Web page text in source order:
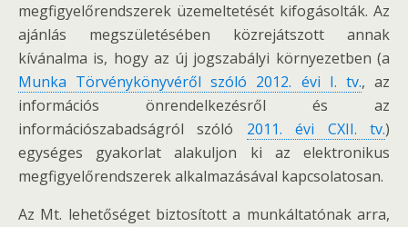
megfigyelőrendszerek üzemeltetését kifogásolták. Az
ajánlás megszületésében közrejátszott annak
kívánalma is, hogy az új jogszabályi környezetben (a
Munka Törvénykönyvéről szóló 2012. évi I. tv., az
információs önrendelkezésről és az
információszabadságról szóló 2011. évi CXII. tv.)
egységes gyakorlat alakuljon ki az elektronikus
megfigyelőrendszerek alkalmazásával kapcsolatosan.
Az Mt. lehetőséget biztosított a munkáltatónak arra,